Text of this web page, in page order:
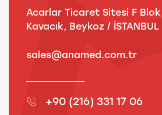
Acarlar Ticaret Sitesi F
Kavacık, Beykoz / İSTANBUL
sales@anamed.com.tr
+90 (216) 331 17 06